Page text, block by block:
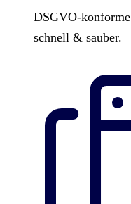
DSGVO-konforme
schnell & sauber.